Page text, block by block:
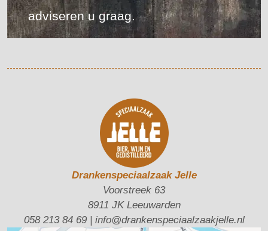
adviseren u graag.
Drankenspeciaalzaak Jelle
Voorstreek 63
8911 JK Leeuwarden
058 213 84 69| info@drankenspeciaalzaakjelle.nl